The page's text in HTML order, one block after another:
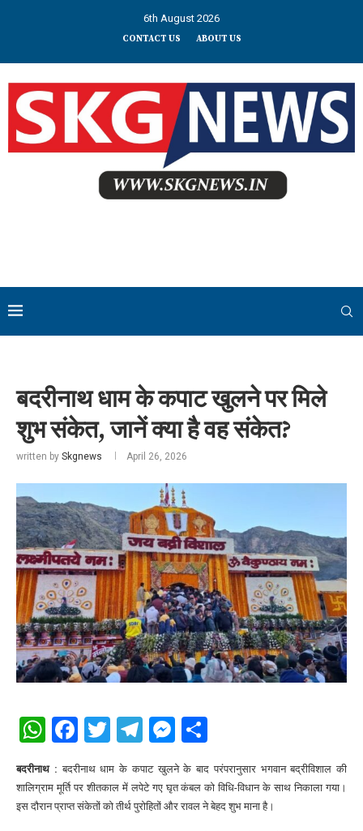
6th August 2026
CONTACT US ABOUT US
बदरीनाथ धाम के कपाट खुलने पर मिले
शुभ संकेत, जानें क्या है वह संकेत?
written by Skgnews April 26, 2026
WhatsApp
Facebook
Twitter
Telegram
Messenger
बदरीनाथ : बदरीनाथ धाम के कपाट खुलने के बाद परंपरानुसार भगवान बद्रीविशाल की
शालिग्राम मूर्ति पर शीतकाल में लपेटे गए घृत कंबल को विधि-विधान के साथ निकाला गया।
इस दौरान प्राप्त संकेतों को तीर्थ पुरोहितों और रावल ने बेहद शुभ माना है।